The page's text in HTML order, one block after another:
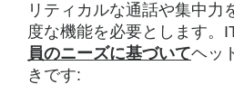
リティカルな通話や集中力
度な機能を必要とします。
員のニーズに基づいてヘッ
きです: